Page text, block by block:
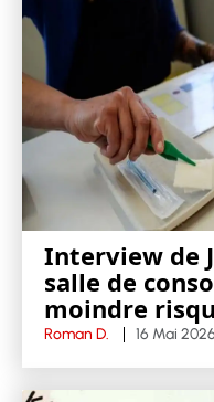
Interview de
salle de
moindre
Roman D. 16 Mai 2026